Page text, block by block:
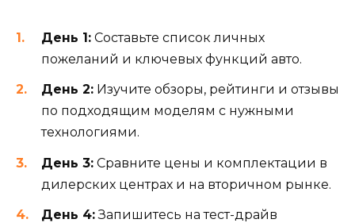
День 1: Составьте список личных
пожеланий и ключевых функций авто.
День 2: Изучите обзоры, рейтинги и отзывы
по подходящим моделям с нужными
технологиями.
День 3: Сравните цены и комплектации в
дилерских центрах и на вторичном рынке.
День 4:Запишитесь на тест-драйв